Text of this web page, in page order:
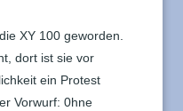
XY 100 geworden.
dort ist sie vor
ein Protest
Vorwurf: 0hne